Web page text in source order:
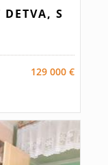
DETVA, S
129 000 €